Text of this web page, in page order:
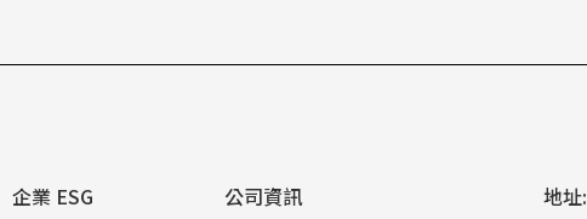
企業 ESG 公司資訊 地址: